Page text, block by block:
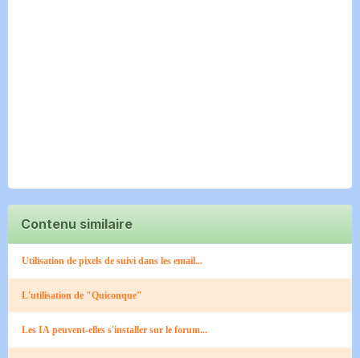
Contenu similaire
Utilisation de pixels de suivi dans les email...
L'utilisation de "Quiconque"
Les IA peuvent-elles s'installer sur le forum...